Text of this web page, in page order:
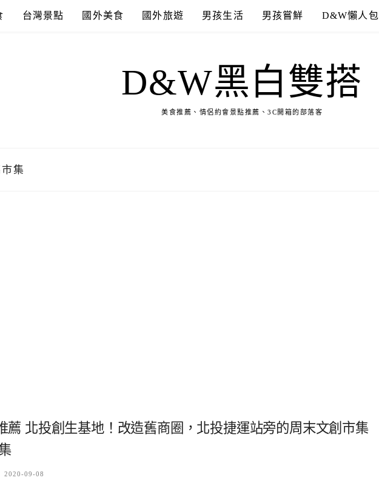
台灣景點 國外美食 國外旅遊 男孩生活 男孩嘗鮮 D&W懶人包
D&W黑白雙搭
美食推薦、情侶約會景點推薦、3C開箱的部落客
集
薦 北投創生基地！改造舊商圈，北投捷運站旁的周末文創市集
2020-09-08